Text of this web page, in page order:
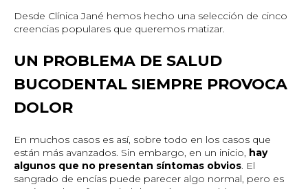
Desde Clínica Jané hemos hecho una selección de cinco
creencias populares que queremos matizar.
UN PROBLEMA DE SALUD
BUCODENTAL SIEMPRE PROVOCA
DOLOR
En muchos casos es así, sobre todo en los casos que
están más avanzados. Sin embargo, en un inicio, hay
algunos que no presentan síntomas obvios . El
sangrado de encías puede parecer algo normal, pero es